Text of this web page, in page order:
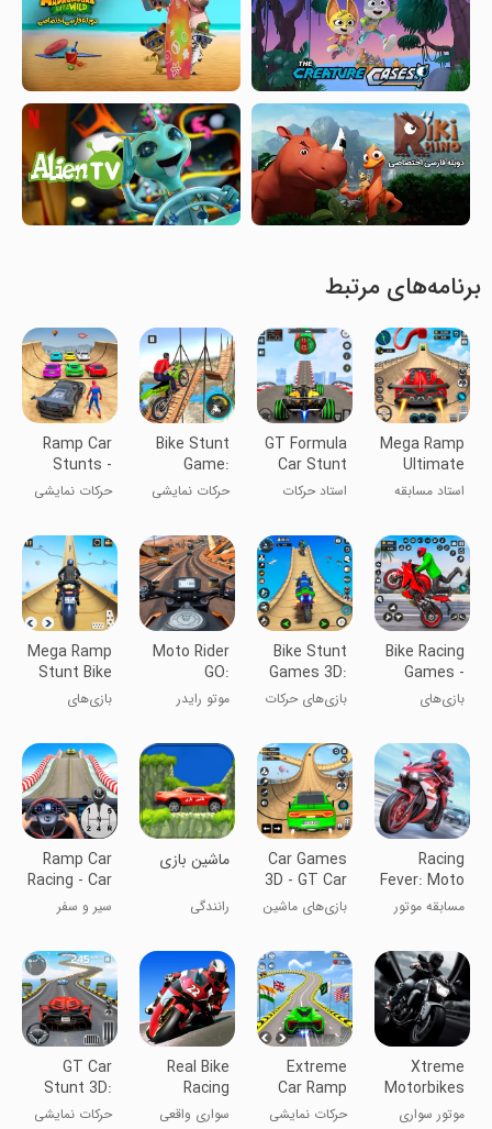
برنامه‌های مرتبط
Mega Ramp
Ultimate
Racing
استاد مسابقه
GT Formula
Car Stunt
Master 3D
استاد حرکات
GT ۳D
Bike Stunt
Game:
Tricks
Master
حرکات نمایشی
Ramp Car
Stunts -
Car Games
حرکات نمایشی
بازی‌های
ماشینی
Bike Racing
Games -
Bike Game
بازی‌های
موتور- بازی
موتور
Bike Stunt
Games 3D:
Bike Game
بازی‌های حرکات
بازی دوچرخه
Moto Rider
GO:
Highway
Traffic
موتو رایدر
Mega Ramp
Stunt Bike
Games 3D
بازی‌های
حرکات نمایشی
بر روی رمپ مگا
۳D
Racing
Fever: Moto
مسابقه موتور
Car Games
3D - GT Car
Stunts
بازی‌های ماشین
نمایشی GT
‏ماشین بازی
رانندگی
Ramp Car
Racing - Car
Games
سیر و سفر
Xtreme
Motorbikes
موتور سواری
Extreme
Car Ramp
Stunts 3D
حرکات نمایشی
Real Bike
Racing
سواری واقعی
GT Car
Stunt 3D:
Car Driving
حرکات نمایشی